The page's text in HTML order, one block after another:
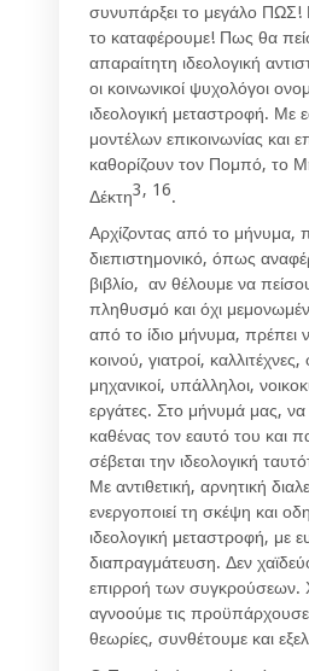
συνυπάρξει το μεγάλο
το καταφέρουμε! Πως θα
απαραίτητη ιδεολογική
οι κοινωνικοί ψυχολόγοι
ιδεολογική μεταστροφή. Με
μοντέλων επικοινωνίας και
καθορίζουν τον Πομπό, το
Δέκτη3, 16.
Αρχίζοντας από το μήνυμα,
διεπιστημονικό, όπως
βιβλίο, αν θέλουμε να
πληθυσμό και όχι
από το ίδιο μήνυμα, πρέπει
κοινού, γιατροί,
μηχανικοί, υπάλληλοι,
εργάτες. Στο μήνυμά μας, να
καθένας τον εαυτό του και
σέβεται την ιδεολογική
Με αντιθετική, αρνητική
ενεργοποιεί τη σκέψη και
ιδεολογική μεταστροφή, με
διαπραγμάτευση. Δεν
επιρροή των συγκρούσεων.
αγνοούμε τις
θεωρίες, συνθέτουμε και